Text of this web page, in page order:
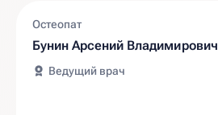
Остеопат
Бунин Арсений Владимирович
Ведущий врач